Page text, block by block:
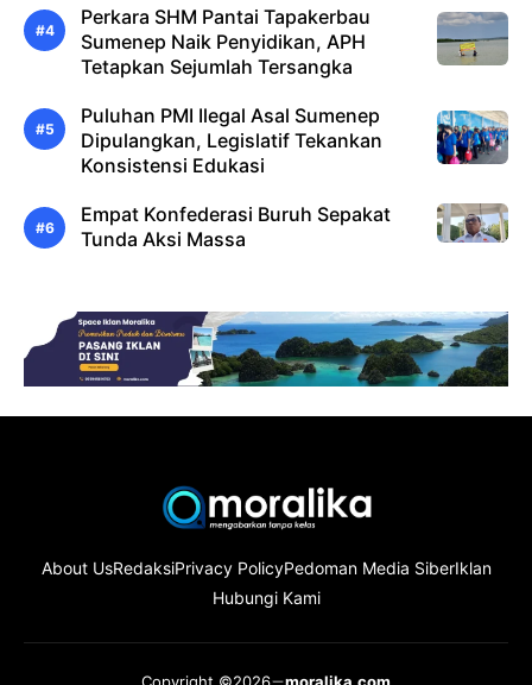
Perkara SHM Pantai Tapakerbau
Sumenep Naik Penyidikan, APH
Tetapkan Sejumlah Tersangka
Puluhan PMI Ilegal Asal Sumenep
Dipulangkan, Legislatif Tekankan
Konsistensi Edukasi
Empat Konfederasi Buruh Sepakat
Tunda Aksi Massa
About UsRedaksiPrivacy PolicyPedoman Media SiberIklan
Hubungi Kami
Copyright ©2026 moralika.com